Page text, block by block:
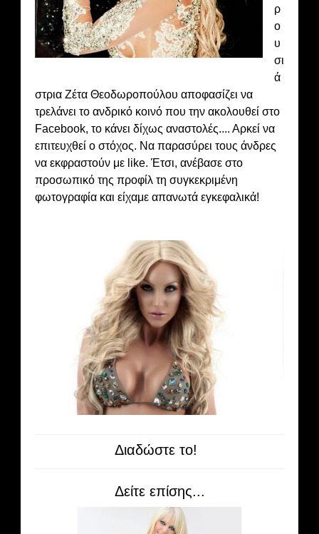
ρ
ο
υ
σι
ά
στρια Ζέτα Θεοδωροπούλου αποφασίζει να
τρελάνει το ανδρικό κοινό που την ακολουθεί στο
Facebook, το κάνει δίχως αναστολές.... Αρκεί να
επιτευχθεί ο στόχος. Να παρασύρει τους άνδρες
να εκφραστούν με like. Έτσι, ανέβασε στο
προσωπικό της προφίλ τη συγκεκριμένη
φωτογραφία και είχαμε απανωτά εγκεφαλικά!
Διαδώστε το!
Δείτε επίσης...